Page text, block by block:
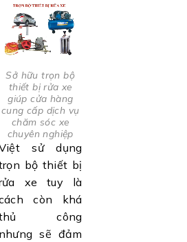
Sở hữu trọn bộ
thiết bị rửa xe
giúp cửa hàng
cung cấp dịch vụ
chăm sóc xe
chuyên nghiệp
sử dụng
bộ thiết bị
xe tuy là
còn khá
công
nhưng sẽ đảm